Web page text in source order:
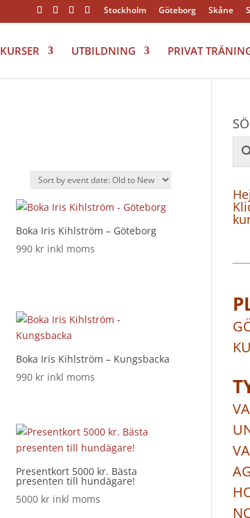
Stockholm Göteborg Skåne
KURSER UTBILDNING PRIVAT
Boka Iris Kihlström – Göteborg
990 kr inkl moms
Boka Iris Kihlström – Kungsbacka
990 kr inkl moms
Presentkort 5000 kr. Bästa
presenten till hundägare!
5000 kr inkl moms